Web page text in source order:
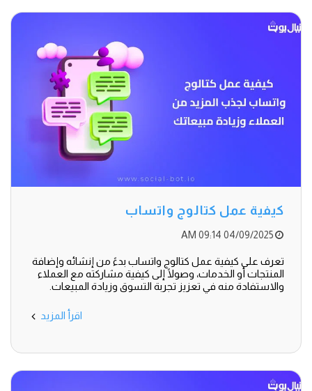
كيفية عمل كتالوج واتساب
04/09/2025 09:14 AM
تعرف على كيفية عمل كتالوج واتساب بدءً من إنشائه وإضافة
المنتجات أو الخدمات، وصولًا إلى كيفية مشاركته مع العملاء
والاستفادة منه في تعزيز تجربة التسوق وزيادة المبيعات.
اقرأ المزيد